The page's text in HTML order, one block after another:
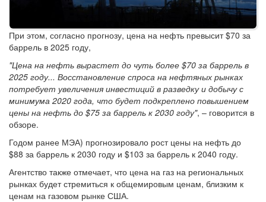
При этом, согласно прогнозу, цена на нефть превысит $70 за
баррель в 2025 году,
"Цена на нефть вырастет до чуть более $70 за баррель в
2025 году... Восстановление спроса на нефтяных рынках
потребует увеличения инвестиций в разведку и добычу с
минимума 2020 года, что будет подкреплено повышением
цены на нефть до $75 за баррель к 2030 году", – говорится в
обзоре.
Годом ранее МЭА) прогнозировало рост цены на нефть до
$88 за баррель к 2030 году и $103 за баррель к 2040 году.
Агентство также отмечает, что цена на газ на региональных
рынках будет стремиться к общемировым ценам, близким к
ценам на газовом рынке США.